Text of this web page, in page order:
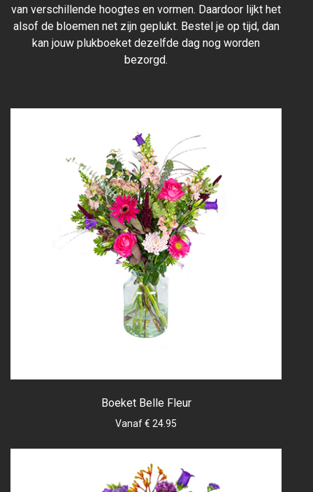
van verschillende hoogtes en vormen. Daardoor lijkt het
alsof de bloemen net zijn geplukt. Bestel je op tijd, dan
kan jouw plukboeket dezelfde dag nog worden
bezorgd.
Boeket Belle Fleur
Vanaf € 24.95